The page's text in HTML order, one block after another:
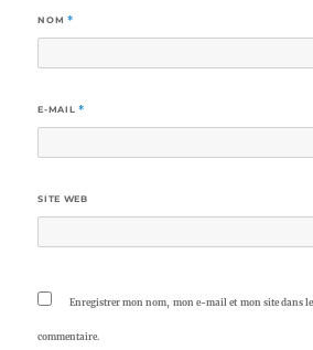
NOM *
E-MAIL *
SITE WEB
Enregistrer mon nom, mon e-mail et mon site dans
commentaire.